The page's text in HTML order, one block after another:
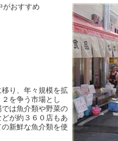
おすすめ
り、年々規模を拡
を争う市場とし
は魚介類や野菜の
が約３６０店もあ
新鮮な魚介類を使